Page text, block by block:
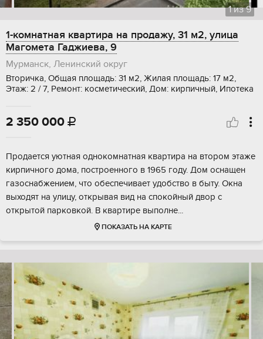
1из9
1-комнатная квартира на продажу, 31 м2, улица
Магомета Гаджиева, 9
Мурманск, Ленинский округ
Вторичка, Общая площадь: 31 м2, Жилая площадь: 17 м2,
Этаж: 2 / 7, Ремонт: косметический, Дом: кирпичный, Ипотека
2 350 000 
Продается уютная однокомнатная квартира на втором этаже
кирпичного дома, построенного в 1965 году. Дом оснащен
газоснабжением, что обеспечивает удобство в быту. Окна
выходят на улицу, открывая вид на спокойный двор с
открытой парковкой. В квартире выполне...
ПОКАЗАТЬ НА КАРТЕ